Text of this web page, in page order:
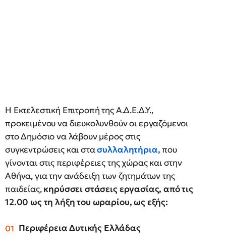
Η Εκτελεστική Επιτροπή της Α.Δ.Ε.Δ.Υ.,
προκειμένου να διευκολυνθούν οι εργαζόμενοι
στο Δημόσιο να λάβουν μέρος στις
συγκεντρώσεις και στασυλλαλητήρια,που
γίνονται στις περιφέρειες της χώρας και στην
Αθήνα, για την ανάδειξη των ζητημάτων της
παιδείας,κηρύσσει στάσεις εργασίας, από τις
12.00 ως τη λήξη του ωραρίου, ως εξής:
Περιφέρεια Δυτικής Ελλάδας